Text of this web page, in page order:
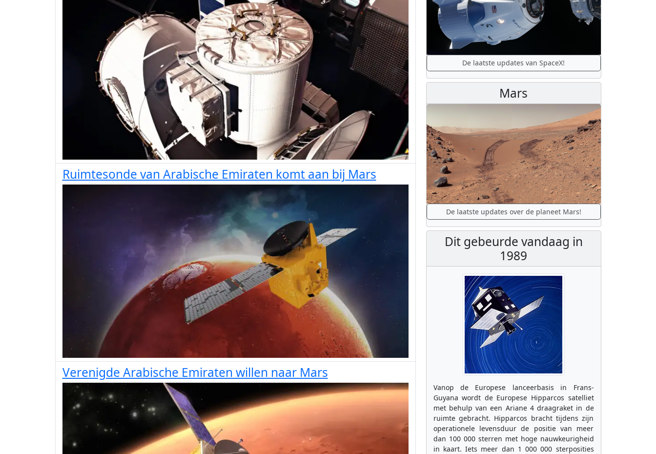
Ruimtesonde van Arabische Emiraten komt aan bij Mars
Verenigde Arabische Emiraten willen naar Mars
De laatste updates van SpaceX!
Mars
De laatste updates over de planeet Mars!
Dit gebeurde vandaag in
1989
Vanop de Europese lanceerbasis in Frans-
Guyana wordt de Europese Hipparcos satelliet
met behulp van een Ariane 4 draagraket in de
ruimte gebracht. Hipparcos bracht tijdens zijn
operationele levensduur de positie van meer
dan 100 000 sterren met hoge nauwkeurigheid
in kaart. Iets meer dan 1 000 000 sterposities